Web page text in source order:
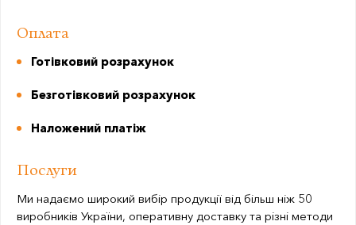
Оплата
Готівковий розрахунок
Безготівковий розрахунок
Наложений платіж
Послуги
Ми надаємо широкий вибір продукції від більш ніж 50
виробників України, оперативну доставку та різні методи